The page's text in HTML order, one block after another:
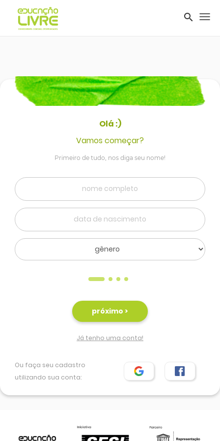
search
Olá :)
Vamos começar?
Primeiro de tudo, nos diga seu nome!
próximo >
Já tenho uma conta!
Ou faça seu cadastro
utilizando sua conta: